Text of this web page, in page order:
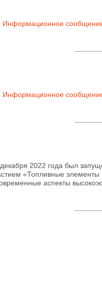
Информационное
Информационное
2022 года был
«Топливные
аспекты